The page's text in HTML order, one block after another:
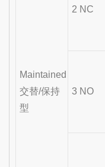
Maintained
交替/保持
型
2 NC
3 NO